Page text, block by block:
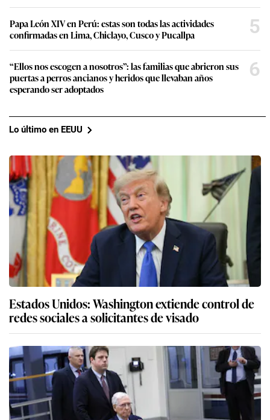
Papa León XIV en Perú: estas son todas las actividades
confirmadas en Lima, Chiclayo, Cusco y Pucallpa
5
“Ellos nos escogen a nosotros”: las familias que abrieron sus
puertas a perros ancianos y heridos que llevaban años
esperando ser adoptados
6
Lo último en EEUU
Estados Unidos: Washington extiende control de
redes sociales a solicitantes de visado